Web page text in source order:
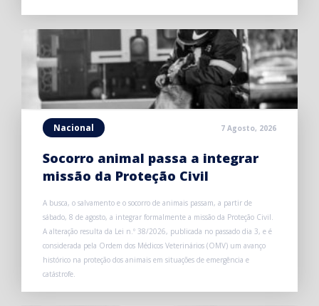
Nacional 7 Agosto, 2026
Socorro animal passa a integrar
missão da Proteção Civil
A busca, o salvamento e o socorro de animais passam, a partir de
sábado, 8 de agosto, a integrar formalmente a missão da Proteção Civil.
A alteração resulta da Lei n.º 38/2026, publicada no passado dia 3, e é
considerada pela Ordem dos Médicos Veterinários (OMV) um avanço
histórico na proteção dos animais em situações de emergência e
catástrofe.